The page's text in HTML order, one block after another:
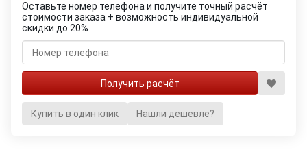
Оставьте номер телефона и получите точный расчёт
стоимости заказа + возможность индивидуальной
скидки до 20%
Купить в один клик Нашли дешевле?